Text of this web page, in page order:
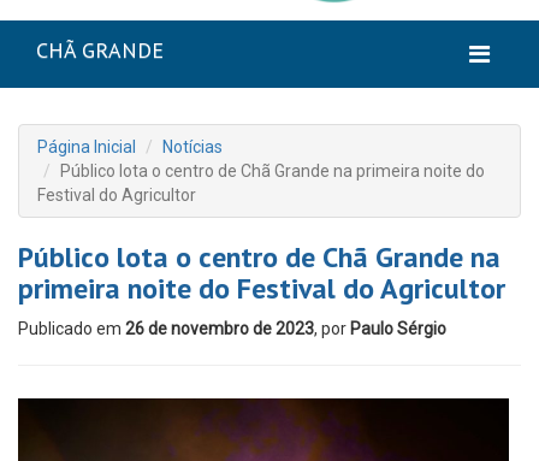
CHÃ GRANDE
Página Inicial
Notícias
Público lota o centro de Chã Grande na primeira noite do
Festival do Agricultor
Público lota o centro de Chã Grande na
primeira noite do Festival do Agricultor
Publicado em 26 de novembro de 2023, por Paulo Sérgio